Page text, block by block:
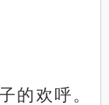
的欢呼。